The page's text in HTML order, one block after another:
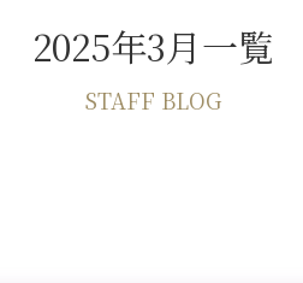
2025年3月一覧
STAFF BLOG